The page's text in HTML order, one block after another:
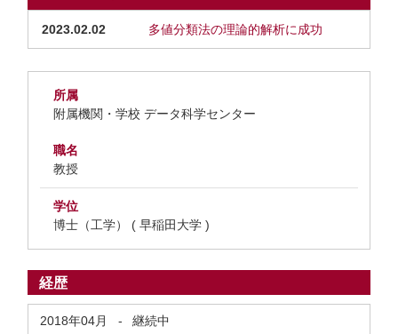
2023.02.02 多値分類法の理論的解析に成功
所属
附属機関・学校 データ科学センター
職名
教授
学位
博士（工学） ( 早稲田大学 )
経歴
2018年04月 -
継続中